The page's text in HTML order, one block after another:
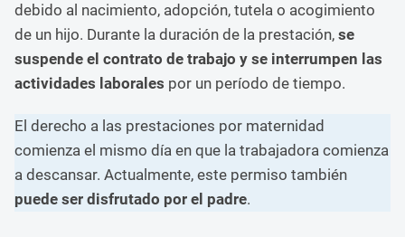
debido al nacimiento, adopción, tutela o acogimiento
de un hijo. Durante la duración de la prestación, se
suspende el contrato de trabajo y se interrumpen las
actividades laborales por un período de tiempo.
El derecho a las prestaciones por maternidad
comienza el mismo día en que la trabajadora comienza
a descansar. Actualmente, este permiso también
puede ser disfrutado por el padre.